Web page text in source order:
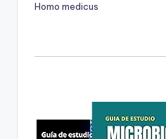
Homo medicus